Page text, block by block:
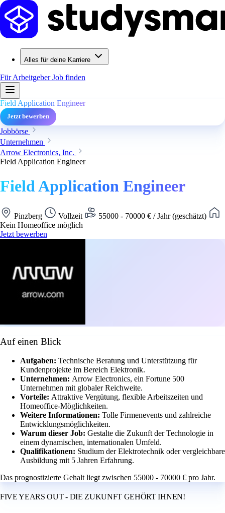
Alles für deine Karriere
Für ArbeitgeberJob finden
Field Application Engineer
Jetzt bewerben
Jobbörse
Unternehmen
Arrow Electronics, Inc.
Field Application Engineer
Field Application Engineer
Pinzberg Vollzeit
55000 - 70000 € / Jahr (geschätzt)
Kein Homeoffice möglich
Jetzt bewerben
Auf einen Blick
Aufgaben: Technische Beratung und Unterstützung für
Kundenprojekte im Bereich Elektronik.
Unternehmen: Arrow Electronics, ein Fortune 500
Unternehmen mit globaler Reichweite.
Vorteile: Attraktive Vergütung, flexible Arbeitszeiten und
Homeoffice-Möglichkeiten.
Weitere Informationen: Tolle Firmenevents und zahlreiche
Entwicklungsmöglichkeiten.
Warum dieser Job: Gestalte die Zukunft der Technologie in
einem dynamischen, internationalen Umfeld.
Qualifikationen: Studium der Elektrotechnik oder vergleichbare
Ausbildung mit 5 Jahren Erfahrung.
Das prognostizierte Gehalt liegt zwischen 55000 - 70000 € pro Jahr.
FIVE YEARS OUT - DIE ZUKUNFT GEHÖRT IHNEN!